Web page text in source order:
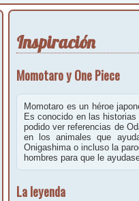
Inspiración
Momotaro y One Piece
Momotaro es un héroe
Es conocido en las
podido ver referencias de
en los animales que
Onigashima o incluso la
hombres para que le
La leyenda